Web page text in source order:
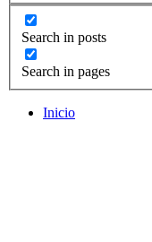
Search in posts
Search in pages
Inicio